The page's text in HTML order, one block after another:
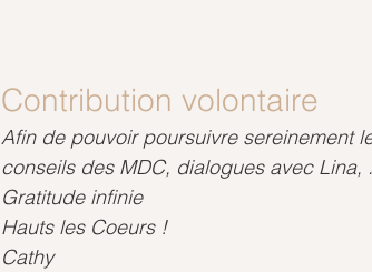
Contribution volontaire
Afin de pouvoir poursuivre sereinement
conseils des MDC, dialogues avec Lina,
Gratitude infinie
Hauts les Coeurs !
Cathy